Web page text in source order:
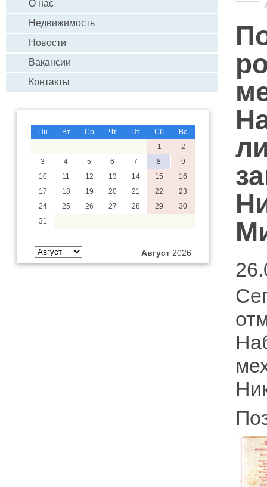
О нас
Недвижимость
Новости
Вакансии
Контакты
Август 2026
Пн Вт Ср Чт Пт Сб
Вс
1
2
3
4 5 6 7 8
9
10
11 12 13 14 15
16
17
18 19 20 21 22
23
24
25 26 27 28 29
30
31